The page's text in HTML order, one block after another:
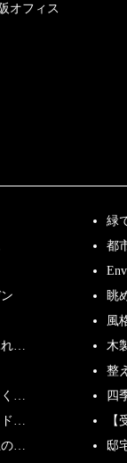
オフィス
緑
都
眺
風
…
木
整
…
四
…
【
…
邸